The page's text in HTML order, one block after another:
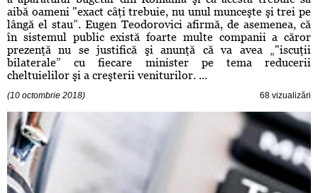
aibă oameni "exact câţi trebuie, nu unul munceşte şi trei pe
lângă el stau”. Eugen Teodorovici afirmă, de asemenea, că
în sistemul public există foarte multe companii a căror
prezenţă nu se justifică şi anunţă că va avea „"iscuţii
bilaterale” cu fiecare minister pe tema reducerii
cheltuielilor şi a creşterii veniturilor. ...
(10 octombrie 2018) 68 vizualizări